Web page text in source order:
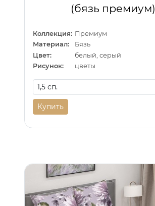
(бязь премиум)
Коллекция: Премиум
Материал:
Бязь
Цвет:
белый, серый
Рисунок:
цветы
Купить